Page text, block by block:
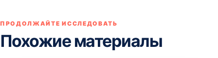
ПРОДОЛЖАЙТЕ ИССЛЕДОВАТЬ
Похожие материалы